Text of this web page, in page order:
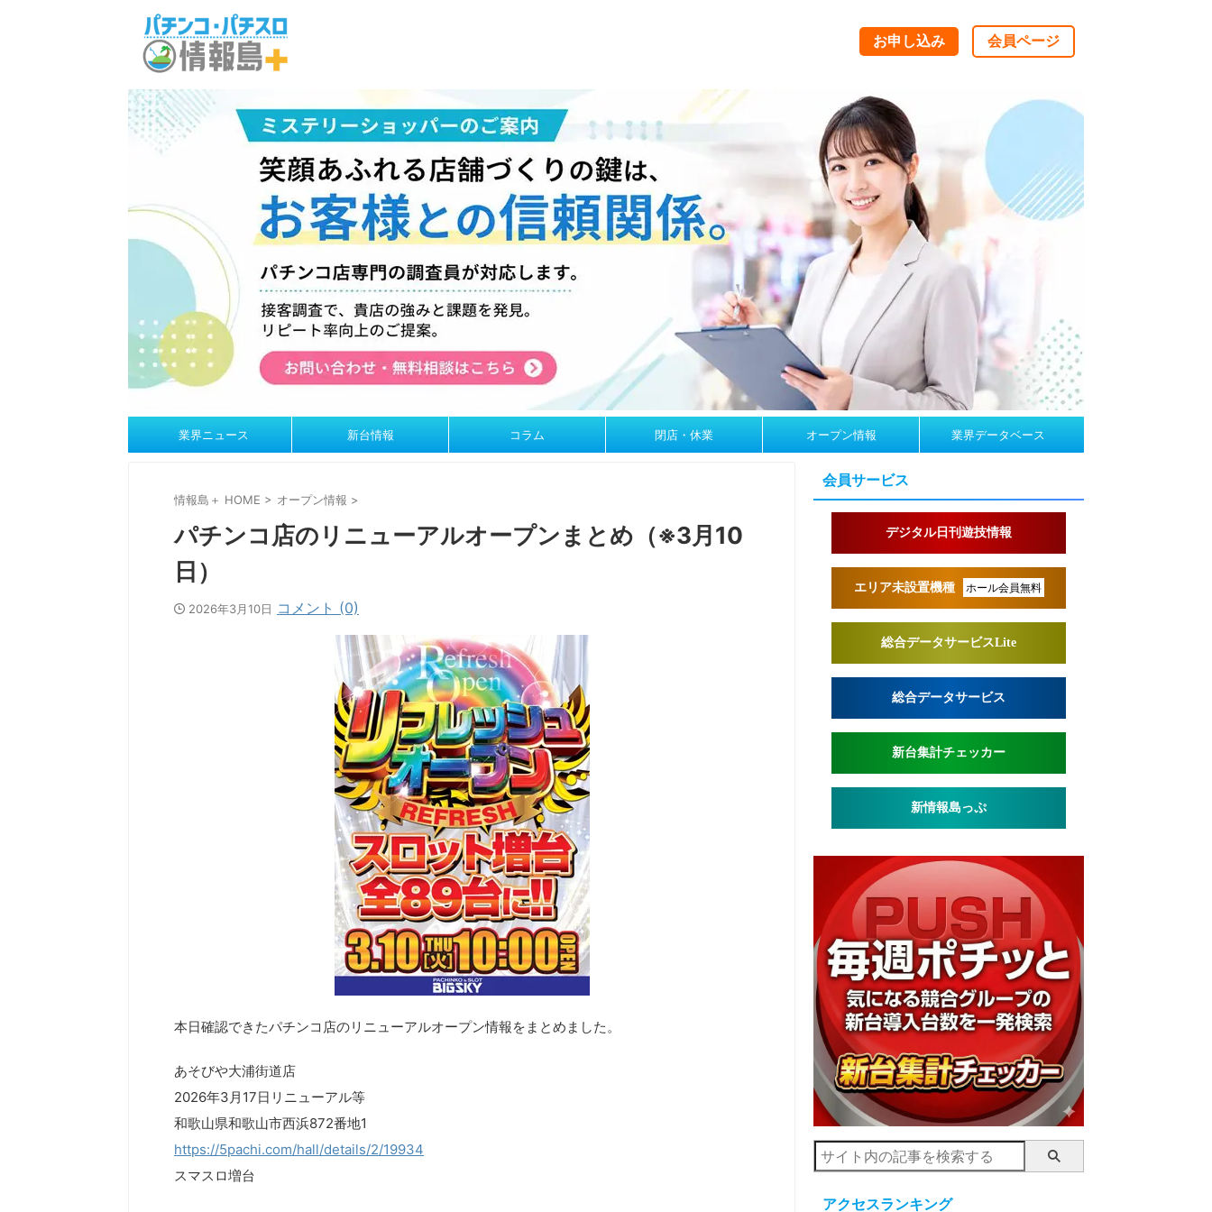
お申し込み 会員ページ
業界ニュース 新台情報 コラム 閉店・休業 オープン情報 業界データベース
情報島＋ HOME > オープン情報 >
パチンコ店のリニューアルオープンまとめ（※3月10
日）
2026年3月10日 コメント (0)
本日確認できたパチンコ店のリニューアルオープン情報をまとめました。
あそびや大浦街道店
2026年3月17日リニューアル等
和歌山県和歌山市西浜872番地1
https://5pachi.com/hall/details/2/19934
スマスロ増台
会員サービス
デジタル日刊遊技情報
エリア未設置機種 ホール会員無料
総合データサービスLite
総合データサービス
新台集計チェッカー
新情報島っぷ
アクセスランキング